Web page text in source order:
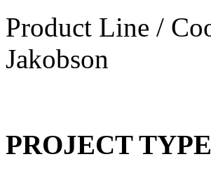
Product Line /
Jakobson
PROJECT